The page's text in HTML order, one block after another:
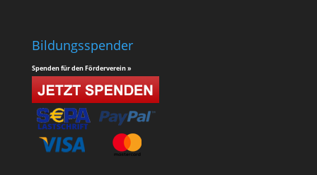
Bildungsspender
Spenden für den Förderverein »